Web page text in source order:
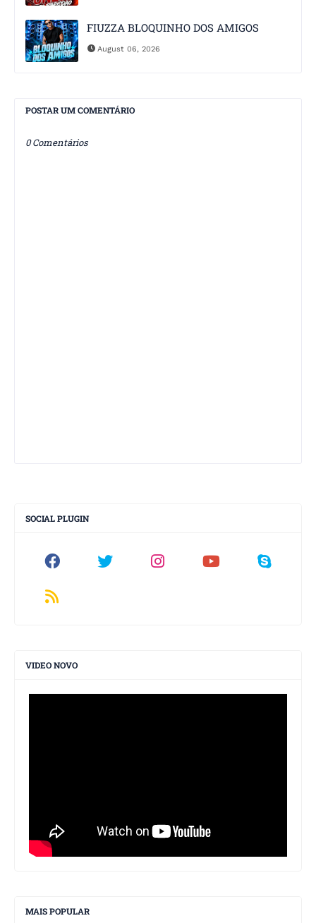
FIUZZA BLOQUINHO DOS AMIGOS
August 06, 2026
POSTAR UM COMENTÁRIO
0 Comentários
SOCIAL PLUGIN
VIDEO NOVO
MAIS POPULAR